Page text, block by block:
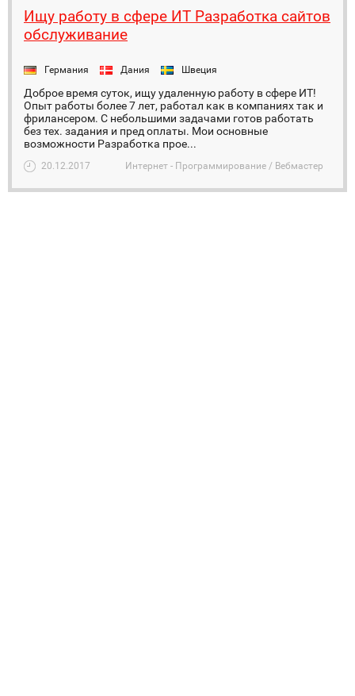
Ищу работу в сфере ИТ Разработка сайтов
обслуживание
Германия Дания Швеция
Доброе время суток, ищу удаленную работу в сфере ИТ!
Опыт работы более 7 лет, работал как в компаниях так и
фрилансером. С небольшими задачами готов работать
без тех. задания и пред оплаты. Мои основные
возможности Разработка прое...
20.12.2017 Интернет - Программирование / Вебмастер